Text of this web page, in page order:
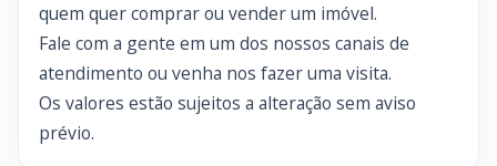
quem quer comprar ou vender um imóvel.
Fale com a gente em um dos nossos canais de
atendimento ou venha nos fazer uma visita.
Os valores estão sujeitos a alteração sem aviso
prévio.